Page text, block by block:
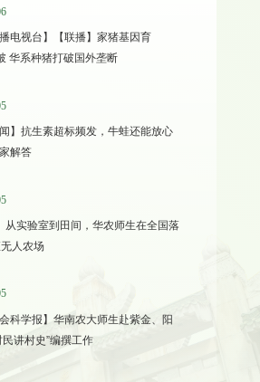
播电视台】【联播】家猪基因育
华系种猪打破国外垄断
闻】抗生素超标频发，牛蛙还能放心
解答
从实验室到田间，华农师生在全国落
人农场
会科学报】华南农大师生赴紫金、阳
民讲村史”编撰工作